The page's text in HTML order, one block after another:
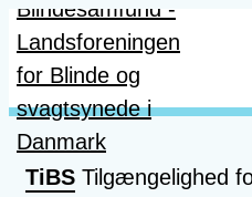
Gå til hovedindhold
TiBS Tilgængelighed